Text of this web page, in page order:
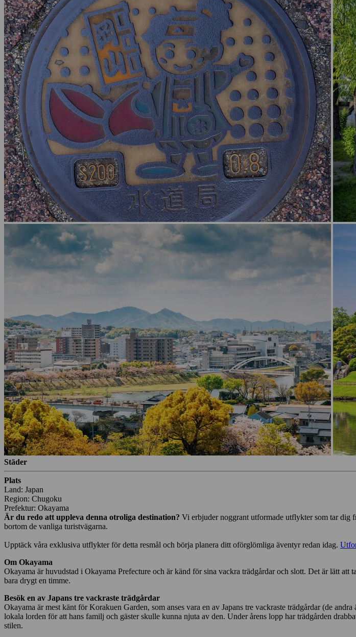
Städer
Plats
Land: Japan
Region: Chugoku
Prefektur: Okayama
Är du redo att uppleva denna otroliga destination? Vi erbjuder noggrant utformade utflykter som tar dig
bortom de vanliga turistvägarna.
Upptäck våra exklusiva utflykter för detta resmål och börja planera ditt oförglömliga äventyr redan idag.
Om Okayama
Okayama är huvudstad i Okayama Prefecture och är känd för sina vackra trädgårdar och slott. Det är lätt
bara drygt en timme.
Besök en av Japans tre vackraste trädgårdar
Okayama är mest känt för Korakuen Garden, som anses vara en av Japans tre vackraste trädgårdar (de
lokala lorden för att hans familj och gäster skulle kunna njuta av den. Under årens lopp har trädgården
stilen.